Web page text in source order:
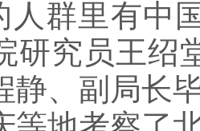
人群里有中
研究员王绍
静、副局长